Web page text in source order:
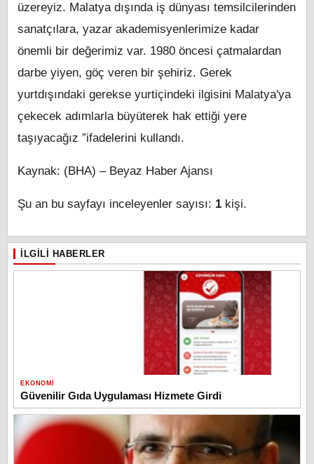
üzereyiz. Malatya dışında iş dünyası temsilcilerinden
sanatçılara, yazar akademisyenlerimize kadar
önemli bir değerimiz var. 1980 öncesi çatmalardan
darbe yiyen, göç veren bir şehiriz. Gerek
yurtdışındaki gerekse yurtiçindeki ilgisini Malatya'ya
çekecek adımlarla büyüterek hak ettiği yere
taşıyacağız ”ifadelerini kullandı.
Kaynak: (BHA) – Beyaz Haber Ajansı
Şu an bu sayfayı inceleyenler sayısı: 1 kişi.
İLGILI HABERLER
EKONOMI
Güvenilir Gıda Uygulaması Hizmete Girdi